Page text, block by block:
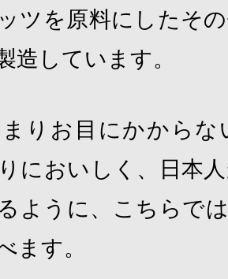
ツを原料にしたそ
造しています。
りお目にかから
においしく、日本
ように、こちらで
ます。